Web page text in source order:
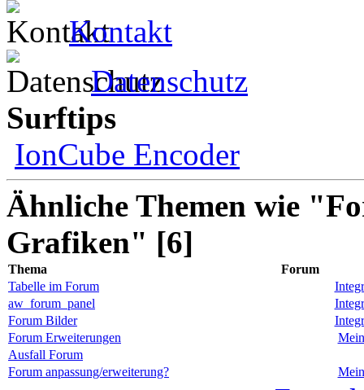
Kontakt
Datenschutz
Surftips
IonCube Encoder
Ähnliche Themen wie
Grafiken" [6]
Thema
Forum
Tabelle im Forum
aw_forum_panel
Forum Bilder
Forum Erweiterungen
Ausfall Forum
Forum anpassung/erweiterung?